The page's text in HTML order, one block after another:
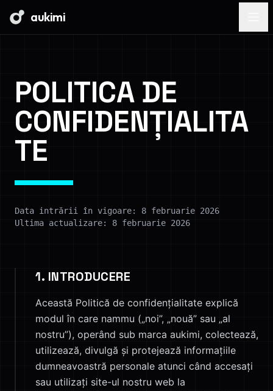
aukimi
POLITICA DE
CONFIDENȚIALITA
TE
Data intrării în vigoare: 8 februarie 2026
Ultima actualizare: 8 februarie 2026
1. INTRODUCERE
Această Politică de confidențialitate explică
modul în care nammu („noi”, „nouă” sau „al
nostru”), operând sub marca aukimi, colectează,
utilizează, divulgă și protejează informațiile
dumneavoastră personale atunci când accesați
sau utilizați site-ul nostru web la